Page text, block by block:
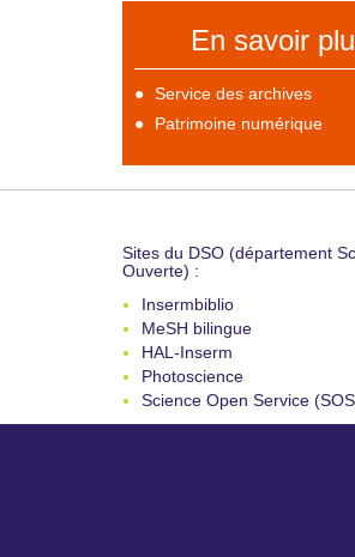
En savoir
Service des archives
Patrimoine numérique
Sites du DSO (département
Ouverte) :
Insermbiblio
MeSH bilingue
HAL-Inserm
Photoscience
Science Open Service